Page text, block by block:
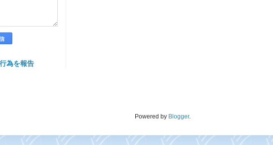
為を報告
Powered by Blogger.